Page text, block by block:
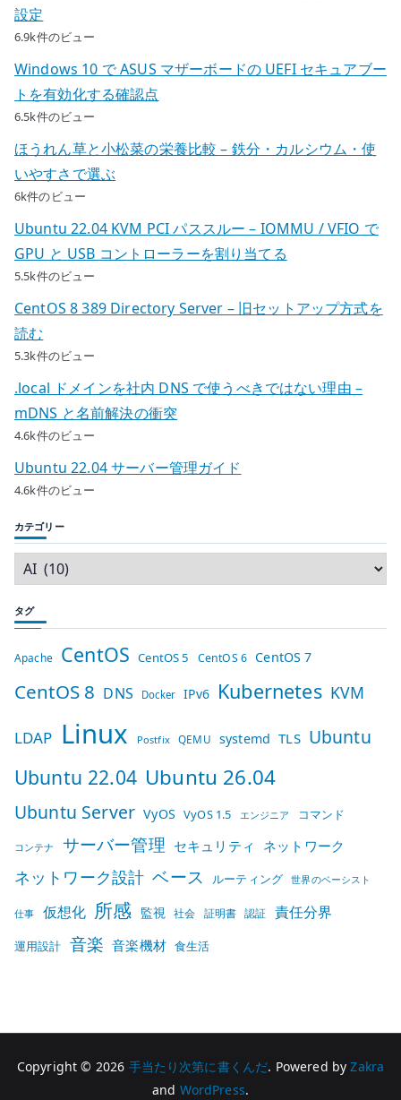
設定
6.9k件のビュー
Windows 10 で ASUS マザーボードの UEFI セキュアブー
トを有効化する確認点
6.5k件のビュー
ほうれん草と小松菜の栄養比較 – 鉄分・カルシウム・使
いやすさで選ぶ
6k件のビュー
Ubuntu 22.04 KVM PCI パススルー – IOMMU / VFIO で
GPU と USB コントローラーを割り当てる
5.5k件のビュー
CentOS 8 389 Directory Server – 旧セットアップ方式を
読む
5.3k件のビュー
.local ドメインを社内 DNS で使うべきではない理由 –
mDNS と名前解決の衝突
4.6k件のビュー
Ubuntu 22.04 サーバー管理ガイド
4.6k件のビュー
カテゴリー
タグ
Apache CentOS CentOS 5 CentOS 6 CentOS 7
CentOS 8 DNS Docker IPv6 Kubernetes KVM
LDAP Linux Postfix QEMU systemd TLS Ubuntu
Ubuntu 22.04 Ubuntu 26.04
Ubuntu Server VyOS VyOS 1.5 エンジニア コマンド
コンテナ サーバー管理 セキュリティ ネットワーク
ネットワーク設計 ベース ルーティング 世界のベーシスト
仕事 仮想化 所感 監視 社会 証明書 認証 責任分界
運用設計 音楽 音楽機材 食生活
Copyright © 2026 手当たり次第に書くんだ. Powered byZakra
and WordPress.